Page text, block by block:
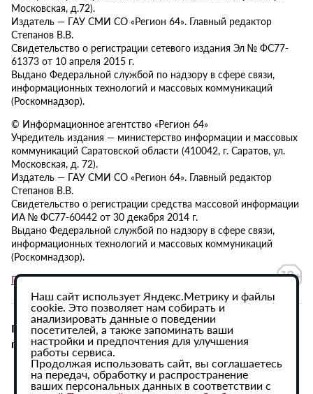
Московская, д.72).
Издатель — ГАУ СМИ СО «Регион 64». Главный редактор
Степанов В.В.
Свидетельство о регистрации сетевого издания Эл № ФС77-
61373 от 10 апреля 2015 г.
Выдано Федеральной службой по надзору в сфере связи,
информационных технологий и массовых коммуникаций
(Роскомнадзор).
© Информационное агентство «Регион 64»
Учредитель издания — министерство информации и массовых
коммуникаций Саратовской области (410042, г. Саратов, ул.
Московская, д. 72).
Издатель — ГАУ СМИ СО «Регион 64». Главный редактор
Степанов В.В.
Свидетельство о регистрации средства массовой информации
ИА № ФС77-60442 от 30 декабря 2014 г.
Выдано Федеральной службой по надзору в сфере связи,
информационных технологий и массовых коммуникаций
(Роскомнадзор).
Политика в отношении обработки персональных данных
При использовании материалов сайта активная
гиперссылка на ИА «Регион 64» обязательна.
Наш сайт использует Яндекс.Метрику и файлы
cookie. Это позволяет нам собирать и
анализировать данные о поведении
посетителей, а также запоминать ваши
настройки и предпочтения для улучшения
работы сервиса.
Продолжая использовать сайт, вы соглашаетесь
на передач, обработку и распространение
ваших персональных данных в соответствии с